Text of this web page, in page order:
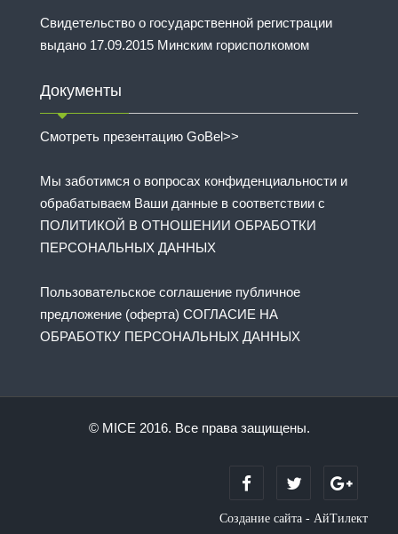
Свидетельство о государственной регистрации
выдано 17.09.2015 Минским горисполкомом
Документы
Смотреть презентацию GoBel>>
Мы заботимся о вопросах конфиденциальности и
обрабатываем Ваши данные в соответствии с
ПОЛИТИКОЙ В ОТНОШЕНИИ ОБРАБОТКИ
ПЕРСОНАЛЬНЫХ ДАННЫХ
Пользовательское соглашение публичное
предложение (оферта) СОГЛАСИЕ НА
ОБРАБОТКУ ПЕРСОНАЛЬНЫХ ДАННЫХ
© MICE 2016. Все права защищены.
Создание сайта - АйТилект